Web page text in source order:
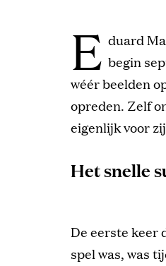
E duard
begin
wéér beelden
opreden. Zelf
eigenlijk voor
Het snelle
De eerste keer
spel was, was